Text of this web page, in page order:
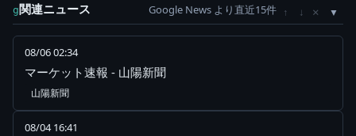
g関連ニュース Google News より直近15件 ↑ ↓ ×
08/06 02:34
マーケット速報 - 山陽新聞
山陽新聞
08/04 16:41